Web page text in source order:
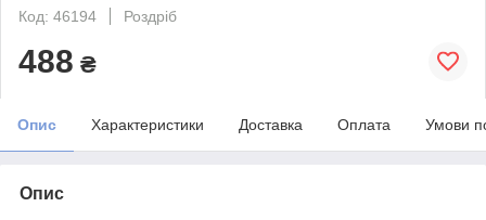
Код: 46194
Роздріб
488 ₴
Опис Характеристики Доставка Оплата Умови
Опис